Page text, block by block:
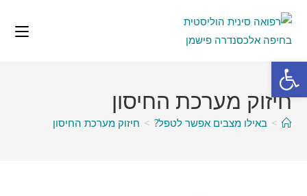
פתח סרגל נגישות
חיזוק מערכת החיסון
> באילו מצבים אפשר לטפל? > חיזוק מערכת החיסון